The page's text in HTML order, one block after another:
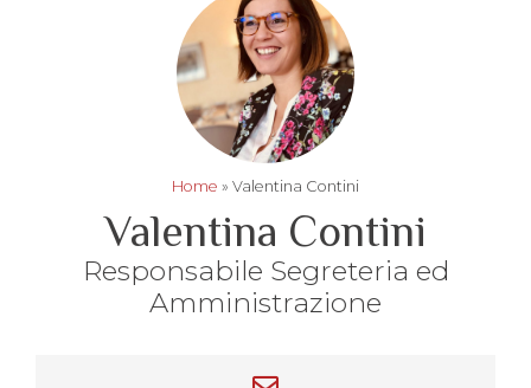
Home » Valentina Contini
Valentina Contini
Responsabile Segreteria ed
Amministrazione